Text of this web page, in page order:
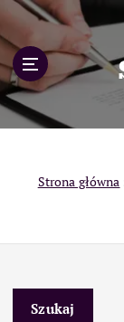
p
o
c
Strona główna
Szukaj